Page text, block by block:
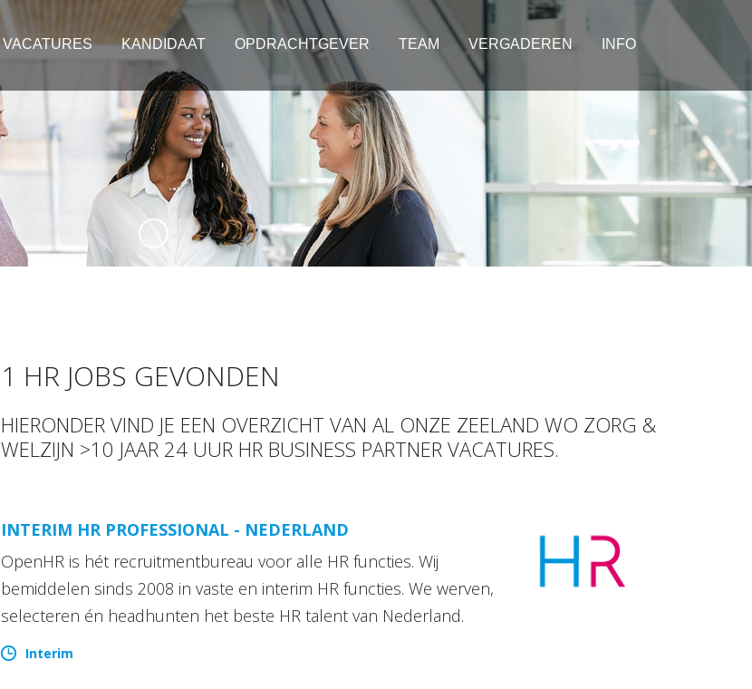
VACATURES KANDIDAAT OPDRACHTGEVER TEAM VERGADEREN INFO
1 HR JOBS GEVONDEN
HIERONDER VIND JE EEN OVERZICHT VAN AL ONZE ZEELAND WO ZORG &
WELZIJN >10 JAAR 24 UUR HR BUSINESS PARTNER VACATURES.
INTERIM HR PROFESSIONAL - NEDERLAND
OpenHR is hét recruitmentbureau voor alle HR functies. Wij
bemiddelen sinds 2008 in vaste en interim HR functies. We werven,
selecteren én headhunten het beste HR talent van Nederland.
Interim